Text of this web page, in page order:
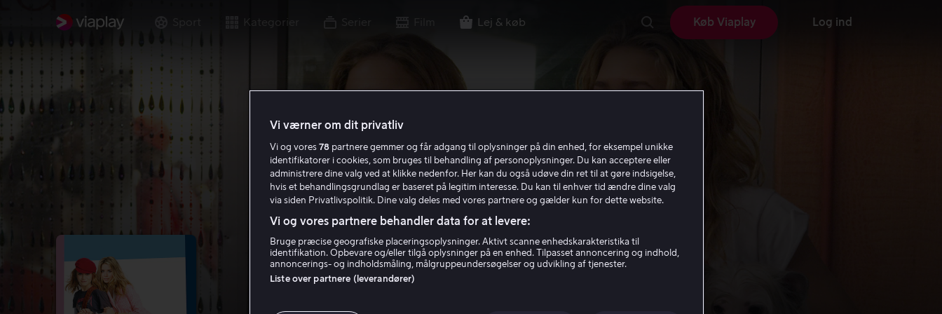
Sport Lej & køb Køb Viaplay Log ind
Vi værner om dit privatliv
Vi og vores 78 partnere gemmer og får adgang til oplysninger på din enhed, for eksempel unikke
identifikatorer i cookies, som bruges til behandling af personoplysninger. Du kan acceptere eller
administrere dine valg ved at klikke nedenfor. Her kan du også udøve din ret til at gøre indsigelse,
hvis et behandlingsgrundlag er baseret på legitim interesse. Du kan til enhver tid ændre dine valg
via siden Privatlivspolitik. Dine valg deles med vores partnere og gælder kun for dette website.
Vi og vores partnere behandler data for at levere:
Bruge præcise geografiske placeringsoplysninger. Aktivt scanne enhedskarakteristika til
identifikation. Opbevare og/eller tilgå oplysninger på en enhed. Tilpasset annoncering og indhold,
annoncerings- og indholdsmåling, målgruppeundersøgelser og udvikling af tjenester.
Liste over partnere (leverandører)